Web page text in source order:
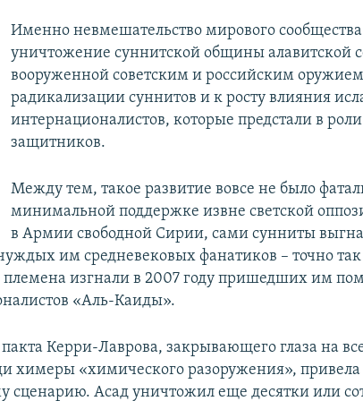
Именно невмешательство мирового сообщества
уничтожение суннитской общины алавитской
вооруженной советским и российским
радикализации суннитов и к росту влияния
интернационалистов, которые предстали в
защитников.
Между тем, такое развитие вовсе не было
минимальной поддержке извне светской
в Армии свободной Сирии, сами сунниты
им средневековых фанатиков – точно
племена изгнали в 2007 году пришедших им
«Аль-Каиды».
Керри-Лаврова, закрывающего глаза на
химеры «химического разоружения»,
сценарию. Асад уничтожил еще десятки или